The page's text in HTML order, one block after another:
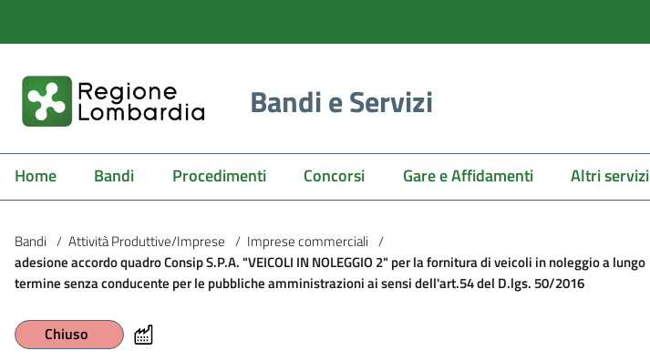
Bandi e Servizi
Home Bandi Procedimenti Concorsi Gare e Affidamenti Altri servizi
Bandi / Attività Produttive/Imprese / Imprese commerciali /
adesione accordo quadro Consip S.P.A. "VEICOLI IN NOLEGGIO 2" per la fornitura di veicoli in noleggio a lungo
termine senza conducente per le pubbliche amministrazioni ai sensi dell'art.54 del D.lgs. 50/2016
Chiuso